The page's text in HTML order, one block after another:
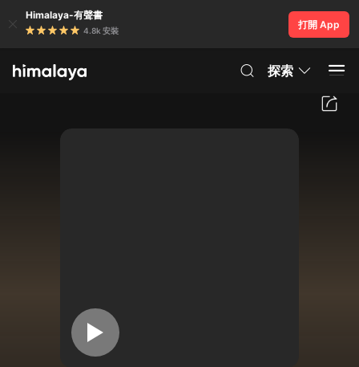
Himalaya-有聲書
4.8k 安裝
打開 App
探索